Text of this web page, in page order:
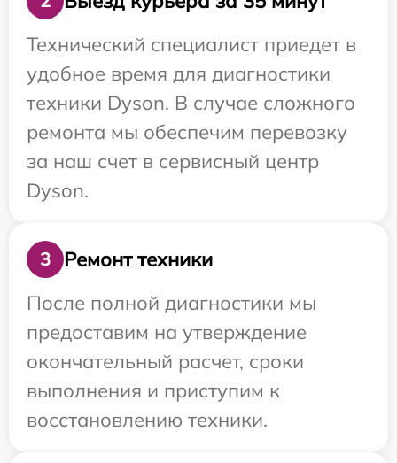
Технический специалист приедет в
удобное время для диагностики
техники Dyson. В случае сложного
ремонта мы обеспечим перевозку
за наш счет в сервисный центр
Dyson.
3
Ремонт техники
После полной диагностики мы
предоставим на утверждение
окончательный расчет, сроки
выполнения и приступим к
восстановлению техники.